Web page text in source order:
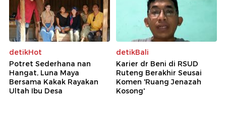
detikHot
Potret Sederhana nan
Hangat, Luna Maya
Bersama Kakak Rayakan
Ultah Ibu Desa
detikBali
Karier dr Beni di RSUD
Ruteng Berakhir Seusai
Komen 'Ruang Jenazah
Kosong'